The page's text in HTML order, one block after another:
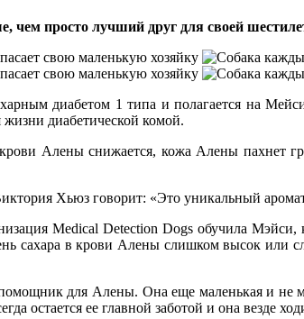
чем просто лучший друг для своей
диабетом 1 типа и полагается на
жизни диабетической комой.
Алены снижается, кожа Алены пахнет
Хьюз говорит: «Это уникальный
Medical Detection Dogs обучила
сахара в крови Алены слишком высок или
для Алены. Она еще маленькая и не
остается ее главной заботой и она везде